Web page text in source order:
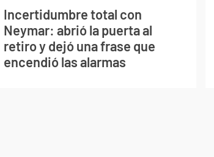
Incertidumbre total con
Neymar: abrió la puerta al
retiro y dejó una frase que
encendió las alarmas